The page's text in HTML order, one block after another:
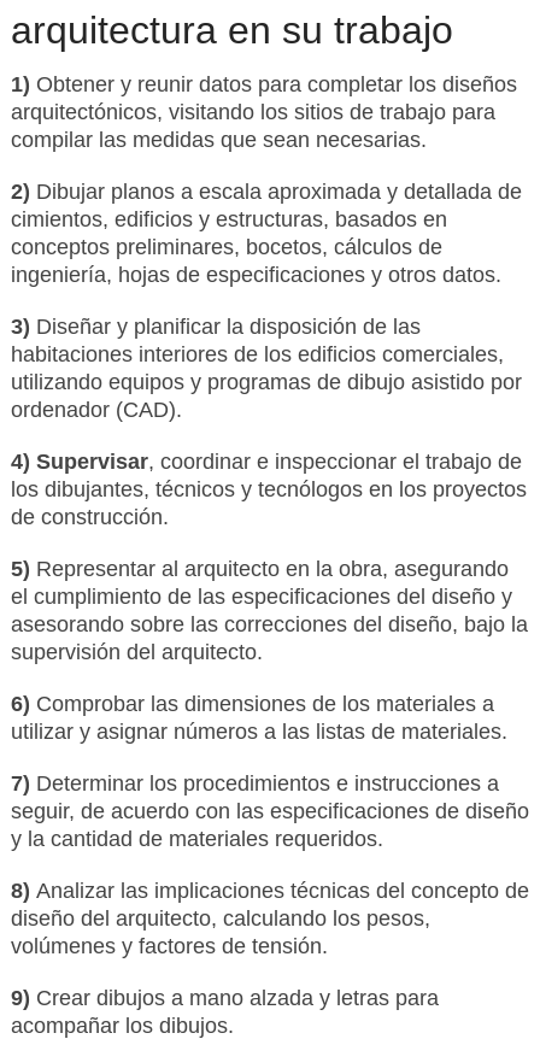
arquitectura en su trabajo
1) Obtener y reunir datos para completar los diseños
arquitectónicos, visitando los sitios de trabajo para
compilar las medidas que sean necesarias.
2) Dibujar planos a escala aproximada y detallada de
cimientos, edificios y estructuras, basados en
conceptos preliminares, bocetos, cálculos de
ingeniería, hojas de especificaciones y otros datos.
3) Diseñar y planificar la disposición de las
habitaciones interiores de los edificios comerciales,
utilizando equipos y programas de dibujo asistido por
ordenador (CAD).
4) Supervisar, coordinar e inspeccionar el trabajo de
los dibujantes, técnicos y tecnólogos en los proyectos
de construcción.
5) Representar al arquitecto en la obra, asegurando
el cumplimiento de las especificaciones del diseño y
asesorando sobre las correcciones del diseño, bajo la
supervisión del arquitecto.
6) Comprobar las dimensiones de los materiales a
utilizar y asignar números a las listas de materiales.
7) Determinar los procedimientos e instrucciones a
seguir, de acuerdo con las especificaciones de diseño
y la cantidad de materiales requeridos.
8) Analizar las implicaciones técnicas del concepto de
diseño del arquitecto, calculando los pesos,
volúmenes y factores de tensión.
9) Crear dibujos a mano alzada y letras para
acompañar los dibujos.